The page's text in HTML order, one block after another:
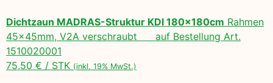
Dichtzaun MADRAS-Struktur KDI 180x180cm Rahmen
45x45mm, V2A verschraubt auf Bestellung Art.
1510020001
75,50 € / STK (inkl. 19% MwSt.)